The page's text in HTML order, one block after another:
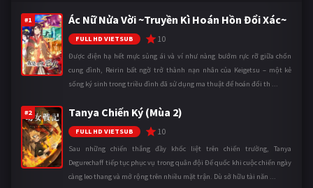
#1 Ác Nữ Nửa Vời ~Truyền Kì Hoán Hồn Đổi Xác~
FULL HD VIETSUB 10
Được điện hạ hết mực sủng ái và ví như nàng bướm rực rỡ giữa chốn
cung đình, Reirin bất ngờ trở thành nạn nhân của Keigetsu – một kẻ
sống ký sinh trong triều đình đã sử dụng ma thuật để hoán đổi th ...
#2 Tanya Chiến Ký (Mùa 2)
FULL HD VIETSUB 10
Sau những chiến thắng đầy khốc liệt trên chiến trường, Tanya
Degurechaff tiếp tục phục vụ trong quân đội Đế quốc khi cuộc chiến ngày
càng leo thang và mở rộng trên nhiều mặt trận. Dù sở hữu tài năn ...